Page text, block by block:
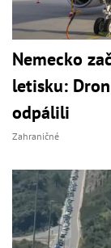
Nemecko
letisku:
odpálili
Zahraničné